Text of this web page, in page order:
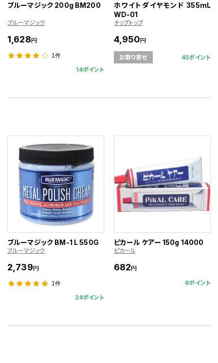
ブルーマジック 200g BM200
ブルーマジック
1,628円
1件
14ポイント
ホワイトダイヤモンド 355mL
WD-01
チップトップ
4,950円
お取り寄せ 45ポイント
ブルーマジック BM-1 L 550G
ブルーマジック
2,739円
1件
24ポイント
ピカール ケアー 150g 14000
ピカール
682円
6ポイント